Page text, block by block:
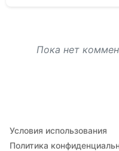
Пока нет
Условия использования
Политика